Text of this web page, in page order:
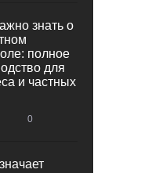
знать о
полное
для
и частных
0